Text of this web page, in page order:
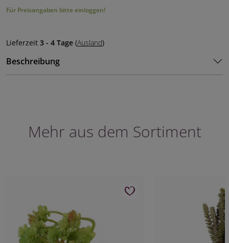
Für Preisangaben bitte einloggen!
Lieferzeit 3 - 4 Tage (Ausland)
Beschreibung
Mehr aus dem Sortiment